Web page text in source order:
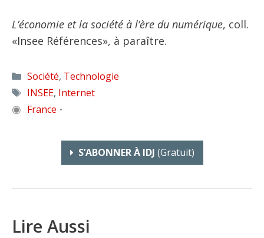
L’économie et la société à l’ère du numérique, coll.
«Insee Références», à paraître.
Catégories
Société, Technologie
Étiquettes
INSEE, Internet
◉ France •
S’ABONNER À IDJ (gratuit)
Lire Aussi